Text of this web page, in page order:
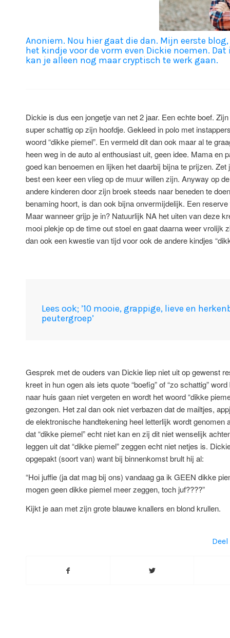
Anoniem. Nou hier gaat die dan. Mijn eerste
het kindje voor de vorm even Dickie noemen.
kan je alleen nog maar cryptisch te werk gaan.
Dickie is dus een jongetje van net 2 jaar. Een echte boef.
super schattig op zijn hoofdje. Gekleed in polo met
woord “dikke piemel”. En vermeld dit dan ook maar al te
heen weg in de auto al enthousiast uit, geen idee. Mama
goed kan benoemen en lijken het daarbij bijna te prijzen.
best een keer een vlieg op de muur willen zijn. Anyway op
andere kinderen door zijn broek steeds naar beneden te
benaming hoort, is dan ook bijna onvermijdelijk. Een
Maar wanneer grijp je in? Natuurlijk NA het uiten van deze
mooi plekje op de time out stoel en gaat daarna weer
dan ook een kwestie van tijd voor ook de andere kindjes
Lees ook; ’10 mooie, grappige, lieve en
peutergroep’
Gesprek met de ouders van Dickie liep niet uit op gewenst
kreet in hun ogen als iets quote “boefig” of “zo schattig”
naar huis gaan niet vergeten en wordt het woord “dikke
gezongen. Het zal dan ook niet verbazen dat de mailtjes,
de elektronische handtekening heel letterlijk wordt
dat “dikke piemel” echt niet kan en zij dit niet wenselijk
leggen uit dat “dikke piemel” zeggen echt niet netjes is.
opgepakt (soort van) want bij binnenkomst brult hij al:
“Hoi juffie (ja dat mag bij ons) vandaag ga ik GEEN dikke
mogen geen dikke piemel meer zeggen, toch juf????”
Kijkt je aan met zijn grote blauwe knallers en blond krullen.